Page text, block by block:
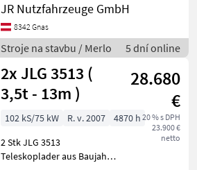
14000mm, Bauhöhe:
2400mm, Bereifung vorne:
Luft Einfach 80 - 100% ,
Bereifung hinten: Lu
JR Nutzfahrzeuge GmbH
8342 Gnas
Stroje na stavbu / Merlo 5 dní online
2x JLG 3513 (
3,5t - 13m )
28.680
€
20 % s DPH
23.900 €
netto
102 kS/75 kW R. v. 2007
4870 h
2 Stk JLG 3513
Teleskoplader aus Baujahr